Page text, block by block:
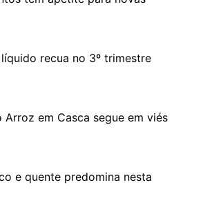
recua no 3º trimestre
Arroz em Casca segue em viés
e quente predomina nesta